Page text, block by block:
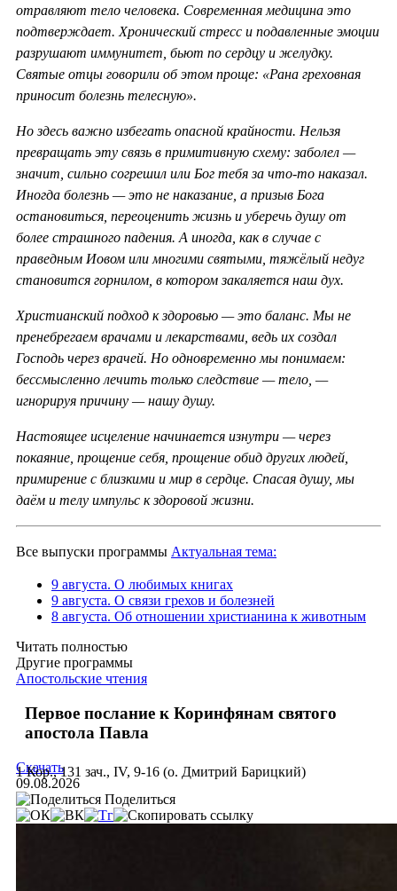
отравляют тело человека. Современная медицина это
подтверждает. Хронический стресс и подавленные эмоции
разрушают иммунитет, бьют по сердцу и желудку.
Святые отцы говорили об этом проще: «Рана греховная
приносит болезнь телесную».
Но здесь важно избегать опасной крайности. Нельзя
превращать эту связь в примитивную схему: заболел —
значит, сильно согрешил или Бог тебя за что-то наказал.
Иногда болезнь — это не наказание, а призыв Бога
остановиться, переоценить жизнь и уберечь душу от
более страшного падения. А иногда, как в случае с
праведным Иовом или многими святыми, тяжёлый недуг
становится горнилом, в котором закаляется наш дух.
Христианский подход к здоровью — это баланс. Мы не
пренебрегаем врачами и лекарствами, ведь их создал
Господь через врачей. Но одновременно мы понимаем:
бессмысленно лечить только следствие — тело, —
игнорируя причину — нашу душу.
Настоящее исцеление начинается изнутри — через
покаяние, прощение себя, прощение обид других людей,
примирение с близкими и мир в сердце. Спасая душу, мы
даём и телу импульс к здоровой жизни.
Все выпуски программы Актуальная тема:
9 августа. О любимых книгах
9 августа. О связи грехов и болезней
8 августа. Об отношении христианина к животным
Читать полностью
Другие программы
Апостольские чтения
Первое послание к Коринфянам святого
апостола Павла
1 Кор., 131 зач., IV, 9-16 (о. Дмитрий Барицкий)
Скачать
09.08.2026
Поделиться